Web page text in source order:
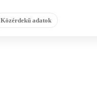
Közérdekű adatok